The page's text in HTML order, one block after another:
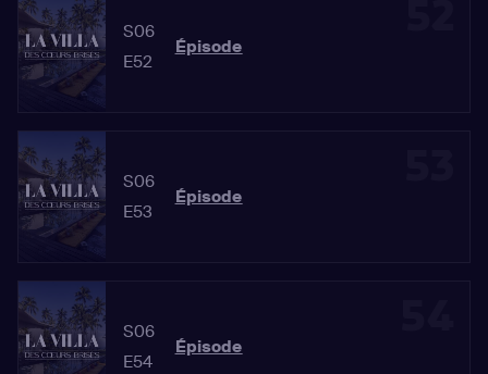
S06
E52
Épisode
S06
E53
Épisode
S06
E54
Épisode